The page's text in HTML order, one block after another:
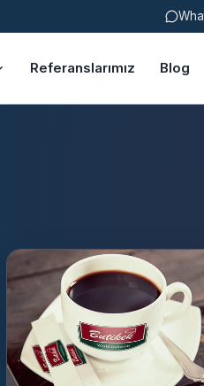
Referanslarımız Blog